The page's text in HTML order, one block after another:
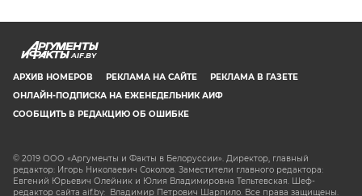
AIF.BY
АРХИВ НОМЕРОВ РЕКЛАМА НА САЙТЕ
РЕКЛАМА В ГАЗЕТЕ
ОНЛАЙН-ПОДПИСКА НА ЕЖЕНЕДЕЛЬНИК АИФ
СООБЩИТЬ В РЕДАКЦИЮ ОБ ОШИБКЕ
© 2019 ООО «Аргументы и Факты в Белоруссии». Директор, главный
редактор: Игорь Николаевич Соколов. Заместители главного редактора:
Евгений Юрьевич Олейник и Юлия Владимировна Тельтевская. Шеф-
редактор сайта aif.by: Владимир Петрович Шарпило. Все права защищены.